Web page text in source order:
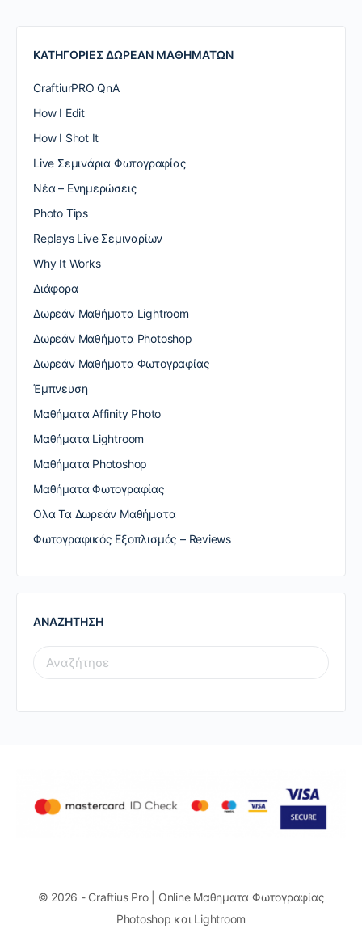
ΚΑΤΗΓΟΡΙΕΣ ΔΩΡΕΑΝ ΜΑΘΗΜΑΤΩΝ
CraftiurPRO QnA
How I Edit
How I Shot It
Live Σεμινάρια Φωτογραφίας
Nέα – Ενημερώσεις
Photo Tips
Replays Live Σεμιναρίων
Why It Works
Διάφορα
Δωρεάν Μαθήματα Lightroom
Δωρεάν Μαθήματα Photoshop
Δωρεάν Μαθήματα Φωτογραφίας
Έμπνευση
Μαθήματα Affinity Photo
Μαθήματα Lightroom
Μαθήματα Photoshop
Μαθήματα Φωτογραφίας
Ολα Τα Δωρεάν Μαθήματα
Φωτογραφικός Εξοπλισμός – Reviews
ΑΝΑΖΗΤΗΣΗ
SEARCH
FOR:
© 2026 - Craftius Pro | Online Μαθηματα Φωτογραφίας
Photoshop και Lightroom